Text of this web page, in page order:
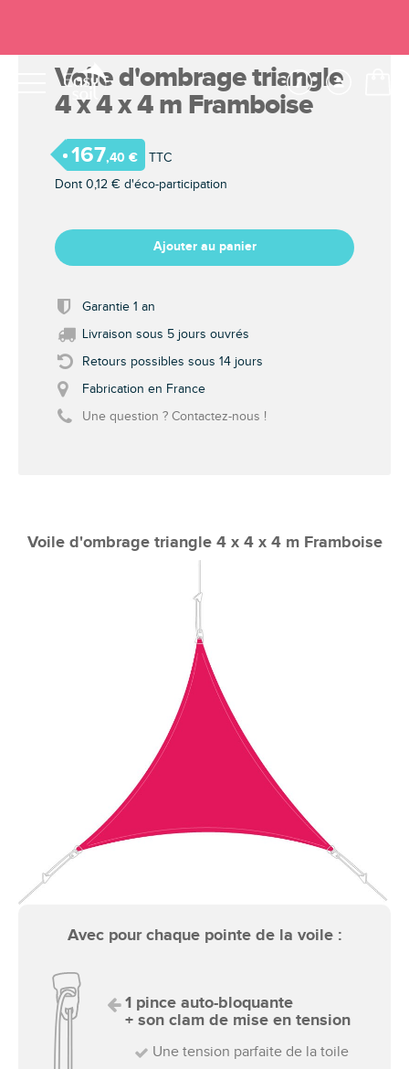
Voile d'ombrage triangle
4 x 4 x 4 m Framboise
167,40 €
TTC
Dont 0,12 € d'éco-participation
Ajouter au panier
Garantie 1 an
Livraison sous 5 jours ouvrés
Retours possibles sous 14 jours
Fabrication en France
Une question ? Contactez-nous !
Voile d'ombrage triangle 4 x 4 x 4 m Framboise
Avec pour chaque pointe de la voile :
1 pince auto-bloquante
+ son clam de mise en tension
Une tension parfaite de la toile